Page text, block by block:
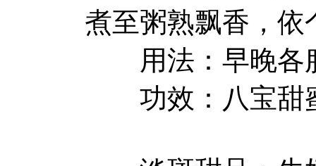
煮至粥熟飘香，
用法：早晚各
功效：八宝甜蜜